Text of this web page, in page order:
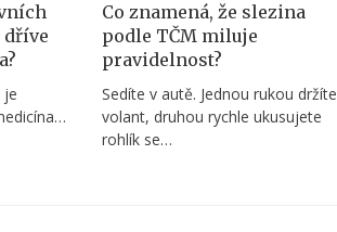
dříve
je
Co znamená, že slezina
podle TČM miluje
pravidelnost?
Sedíte v autě. Jednou rukou držíte
volant, druhou rychle ukusujete
rohlík se…